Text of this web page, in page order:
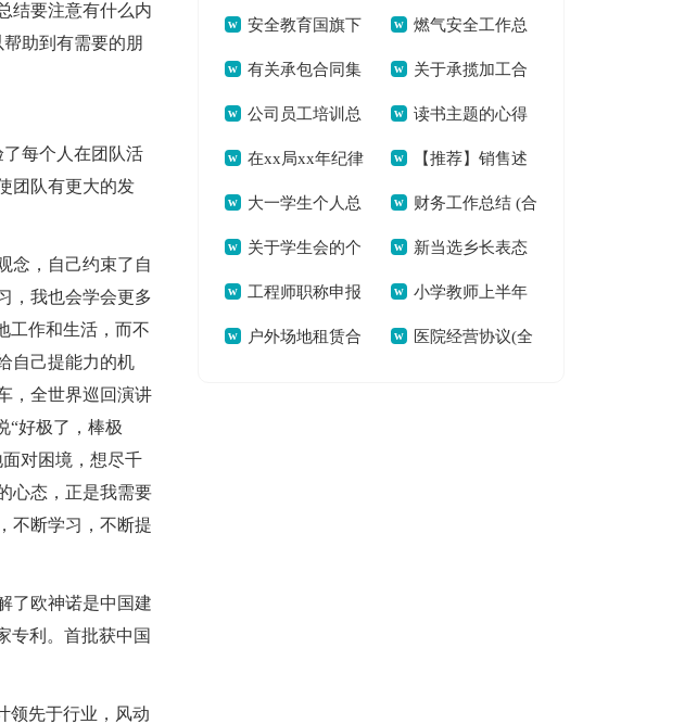
结要注意有什么内
助到有需要的朋
每个人在团队活
团队有更大的发
念，自己约束了自
，我也会学会更多
工作和生活，而不
自己提能力的机
，全世界巡回演讲
“好极了，棒极
对困境，想尽千
心态，正是我需要
不断学习，不断提
了欧神诺是中国建
专利。首批获中国
领先于行业，风动
安全教育国旗下
演讲稿5分钟[本文共
4448字]
燃气安全工作总
结(精选多篇)[本文共
11653字]
有关承包合同集
锦6篇(全文共25757
字)
关于承揽加工合
同范文9篇(全文共
9290字)
公司员工培训总
结范文汇编七篇(全
文共6141字)
读书主题的心得
体会500字（多篇）
[本文共8837字]
在xx局xx年纪律
教育学习月活动动员
会上的讲话[本文共
6139字]
【推荐】销售述
职模板9篇(全文共
10715字)
大一学生个人总
结集合15篇(全文共
21581字)
财务工作总结 (合
集15篇)(全文共
19472字)
关于学生会的个
人述职报告模板合集
五篇(全文共7065字)
新当选乡长表态
发言[本文共4538字]
工程师职称申报
个人总结(通用12篇)
小学教师上半年
度工作总结[本文共
户外场地租赁合 医院经营协议(全